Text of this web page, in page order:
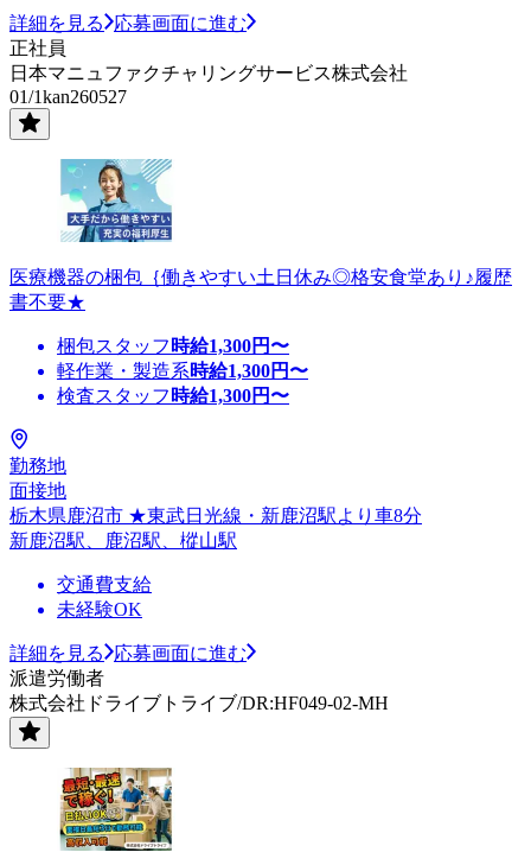
詳細を見る
応募画面に進む
正社員
日本マニュファクチャリングサービス株式会社
01/1kan260527
医療機器の梱包｛働きやすい土日休み◎格安食堂あり♪履歴
書不要★
梱包スタッフ 時給1,300円〜
軽作業・製造系時給1,300円〜
検査スタッフ 時給1,300円〜
勤務地
面接地
栃木県鹿沼市 ★東武日光線・新鹿沼駅より車8分
新鹿沼駅、鹿沼駅、樅山駅
交通費支給
未経験OK
詳細を見る
応募画面に進む
派遣労働者
株式会社ドライブトライブ/DR:HF049-02-MH